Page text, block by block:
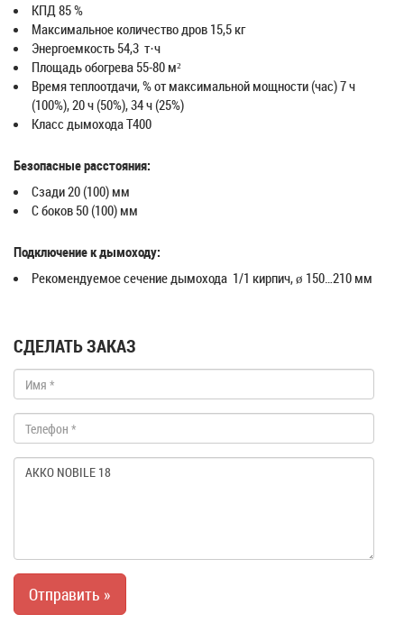
КПД 85 %
Максимальное количество дров 15,5 кг
Энергоемкость 54,3 т·ч
Площадь обогрева 55-80 м²
Время теплоотдачи, % от максимальной мощности (час) 7 ч
(100%), 20 ч (50%), 34 ч (25%)
Класс дымохода T400
Безопасные расстояния:
Сзади 20 (100) мм
С боков 50 (100) мм
Подключение к дымоходу:
Рекомендуемое сечение дымохода 1/1 кирпич, ø 150…210 мм
СДЕЛАТЬ ЗАКАЗ